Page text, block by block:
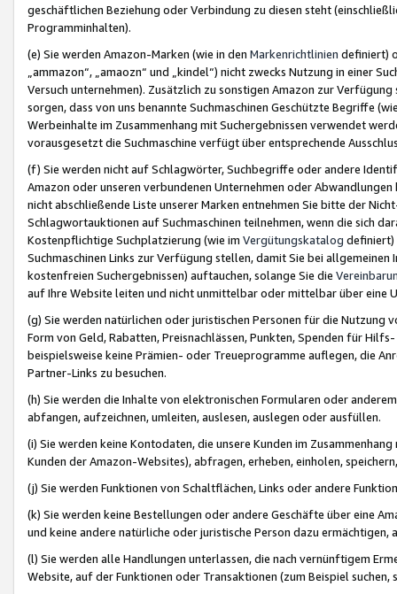
geschäftlichen Beziehung oder Verbindung zu diesen steht
Programminhalten).
(e) Sie werden Amazon-Marken (wie in den Markenrichtlinien definiert)
„ammazon“, „amaozn“ und „kindel“) nicht zwecks Nutzung in einer
Versuch unternehmen). Zusätzlich zu sonstigen Amazon zur
sorgen, dass von uns benannte Suchmaschinen Geschützte Begriffe
Werbeinhalte im Zusammenhang mit Suchergebnissen verwendet
vorausgesetzt die Suchmaschine verfügt über entsprechende
(f) Sie werden nicht auf Schlagwörter, Suchbegriffe oder andere
Amazon oder unseren verbundenen Unternehmen oder
nicht abschließende Liste unserer Marken entnehmen Sie bitte der
Schlagwortauktionen auf Suchmaschinen teilnehmen, wenn die sich
Kostenpflichtige Suchplatzierung (wie im Vergütungskatalog definiert)
Suchmaschinen Links zur Verfügung stellen, damit Sie bei
kostenfreien Suchergebnissen) auftauchen, solange Sie die
auf Ihre Website leiten und nicht unmittelbar oder mittelbar über eine
(g) Sie werden natürlichen oder juristischen Personen für die Nutzung
Form von Geld, Rabatten, Preisnachlässen, Punkten, Spenden für
beispielsweise keine Prämien- oder Treueprogramme auflegen, die
Partner-Links zu besuchen.
(h) Sie werden die Inhalte von elektronischen Formularen oder
abfangen, aufzeichnen, umleiten, auslesen, auslegen oder ausfüllen.
(i) Sie werden keine Kontodaten, die unsere Kunden im
Kunden der Amazon-Websites), abfragen, erheben, einholen,
(j) Sie werden Funktionen von Schaltflächen, Links oder andere
(k) Sie werden keine Bestellungen oder andere Geschäfte über eine
und keine andere natürliche oder juristische Person dazu
(l) Sie werden alle Handlungen unterlassen, die nach vernünftigem
Website, auf der Funktionen oder Transaktionen (zum Beispiel